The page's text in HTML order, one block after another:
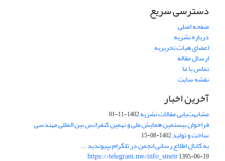
دسترسی سریع
صفحه اصلی
درباره نشریه
اعضای هیات تحریریه
ارسال مقاله
تماس با ما
نقشه سایت
آخرین اخبار
مشابهت‌یابی مقالات نشریه1402-11-01
فراخوان بیستمین همایش ملی و نهمین کنفرانس بین المللی مهندسی
ساخت و تولید1402-08-15
به کانال اطلاع رسانی انجمن در تلگرام بپیوندید ...
https://telegram.me/info_smeir1395-06-19